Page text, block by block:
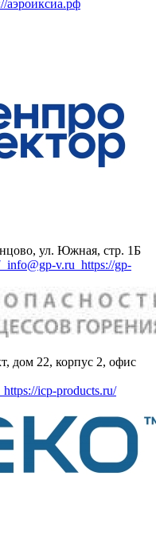
аэроиксиа.рф
ул. Южная, стр. 1Б
info@gp-v.ru https://gp-
дом 22, корпус 2, офис
https://icp-products.ru/